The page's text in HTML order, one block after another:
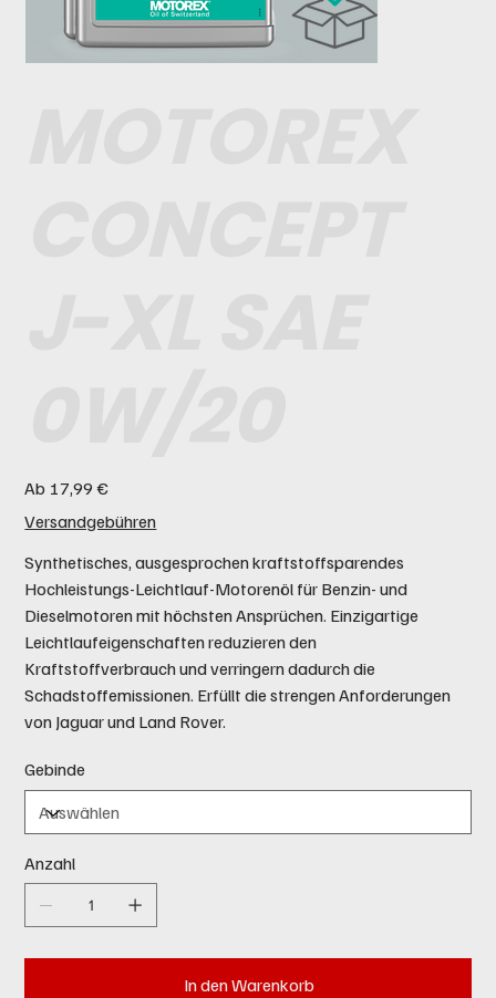
Ab Preis
17,99 €
Versandgebühren
Synthetisches, ausgesprochen kraftstoffsparendes
Hochleistungs-Leichtlauf-Motorenöl für Benzin- und
Dieselmotoren mit höchsten Ansprüchen. Einzigartige
Leichtlaufeigenschaften reduzieren den
Kraftstoffverbrauch und verringern dadurch die
Schadstoffemissionen. Erfüllt die strengen Anforderungen
von Jaguar und Land Rover.
Gebinde
Anzahl
In den Warenkorb